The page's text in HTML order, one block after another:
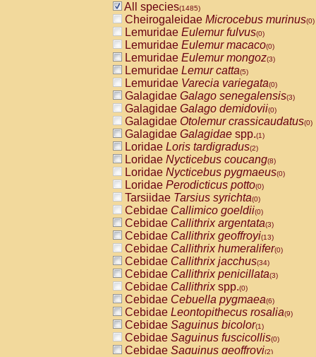
All species(1485)
Cheirogaleidae Microcebus murinus(0)
Lemuridae Eulemur fulvus(0)
Lemuridae Eulemur macaco(0)
Lemuridae Eulemur mongoz(3)
Lemuridae Lemur catta(5)
Lemuridae Varecia variegata(0)
Galagidae Galago senegalensis(3)
Galagidae Galago demidovii(0)
Galagidae Otolemur crassicaudatus(0)
Galagidae Galagidae spp.(1)
Loridae Loris tardigradus(2)
Loridae Nycticebus coucang(8)
Loridae Nycticebus pygmaeus(0)
Loridae Perodicticus potto(0)
Tarsiidae Tarsius syrichta(0)
Cebidae Callimico goeldii(0)
Cebidae Callithrix argentata(3)
Cebidae Callithrix geoffroyi(13)
Cebidae Callithrix humeralifer(0)
Cebidae Callithrix jacchus(34)
Cebidae Callithrix penicillata(3)
Cebidae Callithrixspp.(0)
Cebidae Cebuella pygmaea(6)
Cebidae Leontopithecus rosalia(9)
Cebidae Saguinus bicolor(1)
Cebidae Saguinus fuscicollis(0)
Cebidae Saguinus geoffroyi(2)